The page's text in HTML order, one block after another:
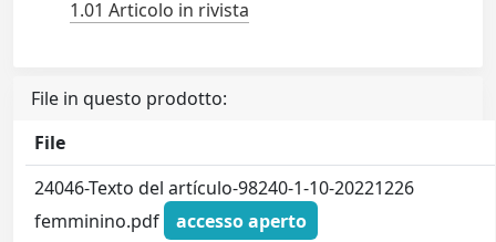
1.01 Articolo in rivista
File in questo prodotto:
File
24046-Texto del artículo-98240-1-10-20221226
femminino.pdf
accesso aperto